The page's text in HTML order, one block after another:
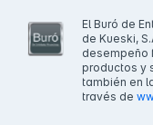
El Buró de
de Kueski,
desempeño
productos y
también en
través de